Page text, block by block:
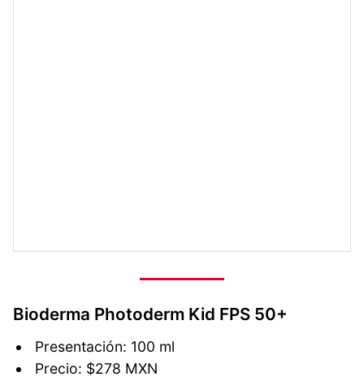
Bioderma Photoderm Kid FPS 50+
Presentación: 100 ml
Precio: $278 MXN